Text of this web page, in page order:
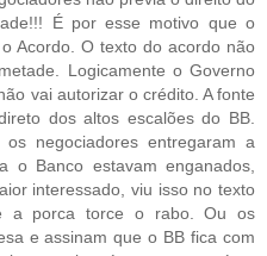
É por esse motivo que o
Acordo. O texto do acordo não
Logicamente o Governo
vai autorizar o crédito. A fonte
dos altos escalões do BB.
negociadores entregaram a
o Banco estavam enganados,
interessado, viu isso no texto
a porca torce o rabo. Ou os
e assinam que o BB fica com